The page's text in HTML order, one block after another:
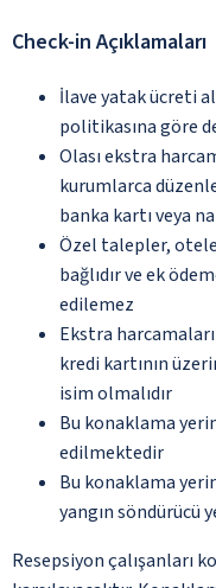
Check-in Açıklamaları
İlave yatak ücreti
politikasına göre
Olası ekstra
kurumlarca
banka kartı veya
Özel talepler,
bağlıdır ve ek
edilemez
Ekstra
kredi kartının
isim olmalıdır
Bu konaklama
edilmektedir
Bu konaklama
yangın söndürücü
Resepsiyon çalışanları